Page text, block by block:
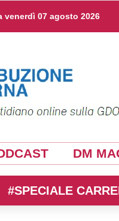
venerdì 07 agosto 2026
DM
#SPECIALE